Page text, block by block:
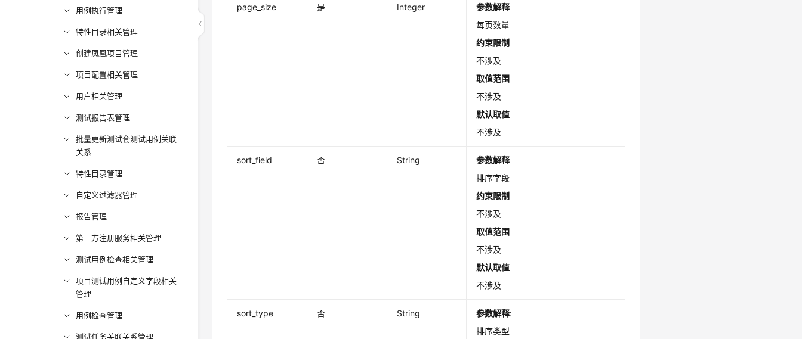
用例执行管理
特性目录相关管理
创建凤凰项目管理
项目配置相关管理
用户相关管理
测试报告表管理
批量更新测试套测试用例关联
关系
特性目录管理
自定义过滤器管理
报告管理
第三方注册服务相关管理
测试用例检查相关管理
项目测试用例自定义字段相关
管理
用例检查管理
测试任务关联关系管理
page_size 是 Integer
参数解释
每页数量
约束限制
不涉及
取值范围
不涉及
默认取值
不涉及
sort_field 否 String
参数解释
排序字段
约束限制
不涉及
取值范围
不涉及
默认取值
不涉及
sort_type 否 String 参数解释:
排序类型